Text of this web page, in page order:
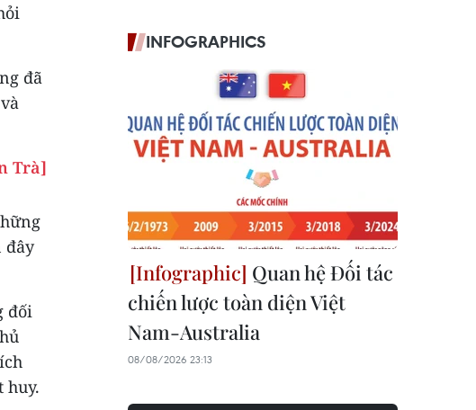
đã
Trà]
đây
đối
huy.
INFOGRAPHICS
Quan hệ Đối tác
chiến lược toàn diện Việt
Nam-Australia
08/08/2026 23:13